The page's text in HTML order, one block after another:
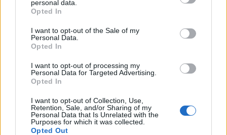
grant or deny consent to Google and its third-party tags to
use your data for below specified purposes in below Google
consent section.
personal data.
Opted In
I want to opt-out of the Sale of my
Personal Data.
Opted In
I want to opt-out of processing my
Personal Data for Targeted Advertising.
Opted In
I want to opt-out of Collection, Use,
Retention, Sale, and/or Sharing of my
Personal Data that Is Unrelated with the
Purposes for which it was collected.
Opted Out